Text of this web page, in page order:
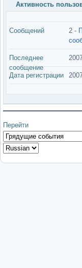
Активность
Сообщений 2 -
Последнее
сообщение
Дата регистрации
Перейти